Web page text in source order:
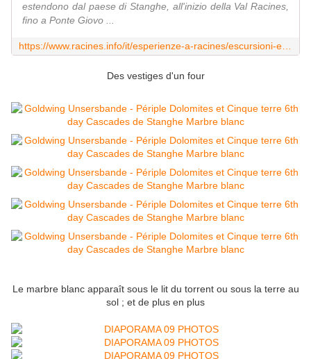
estendono dal paese di Stanghe, all'inizio della Val Racines,
fino a Ponte Giovo ...
Des vestiges d'un four
Le marbre blanc apparaît sous le lit du torrent ou sous la terre au
sol ; et de plus en plus